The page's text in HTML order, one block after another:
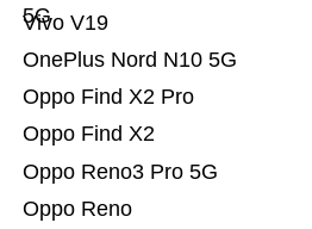
Oppo Reno
Oppo Reno3 Pro 5G
Oppo Find X2
Oppo Find X2 Pro
OnePlus Nord N10 5G
Vivo V19
5G